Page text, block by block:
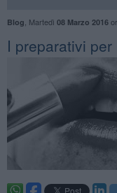
Blog Martedì 08 Marzo 2016
I preparativi